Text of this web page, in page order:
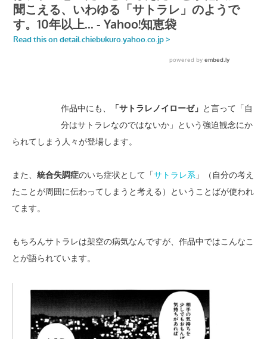
作品中にも、 「サトラレノイローゼ」 と言って「自
分はサトラレなのではないか」という強迫観念にか
られてしまう人々が登場します。
また、 統合失調症のいち症状として「サトラレ系 」（自分の考え
たことが周囲に伝わってしまうと考える）ということばが使われ
てます。
もちろんサトラレは架空の病気なんですが、作品中ではこんなこ
とが語られています。